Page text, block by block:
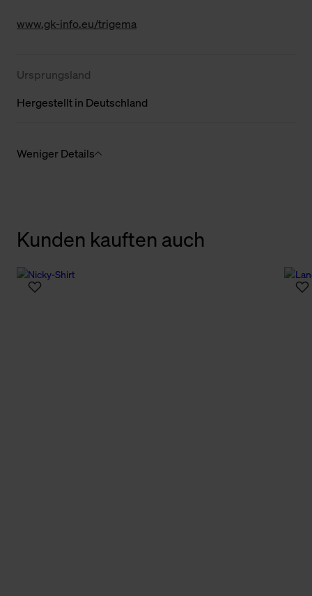
www.gk-info.eu/trigema
Ursprungsland
Hergestellt in Deutschland
Weniger Details
Kunden kauften auch